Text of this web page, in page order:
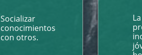
Socializar
conocimientos
con otros.